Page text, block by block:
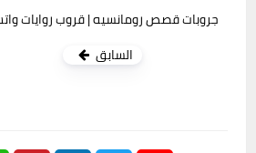
السابق